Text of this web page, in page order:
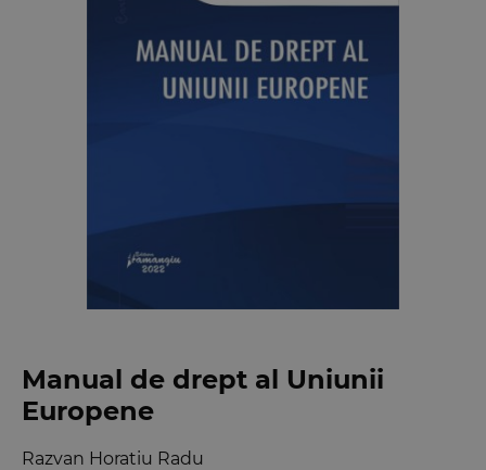
Manual de drept al Uniunii
Europene
Razvan Horatiu Radu